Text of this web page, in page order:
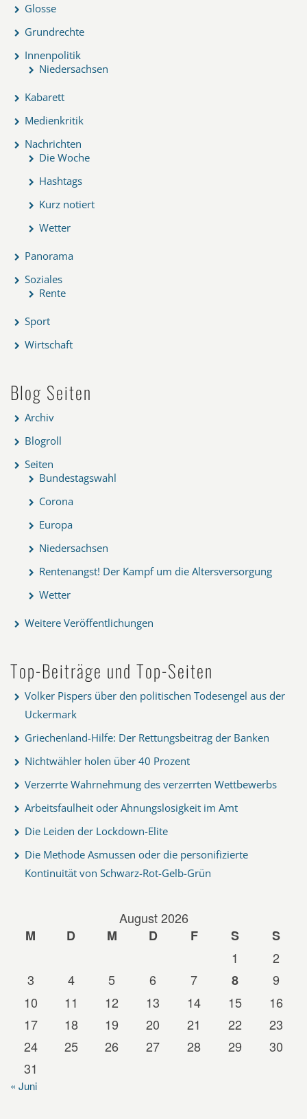
Glosse
Grundrechte
Innenpolitik
Niedersachsen
Kabarett
Medienkritik
Nachrichten
Die Woche
Hashtags
Kurz notiert
Wetter
Panorama
Soziales
Rente
Sport
Wirtschaft
Blog Seiten
Archiv
Blogroll
Seiten
Bundestagswahl
Corona
Europa
Niedersachsen
Rentenangst! Der Kampf um die Altersversorgung
Wetter
Weitere Veröffentlichungen
Top-Beiträge und Top-Seiten
Volker Pispers über den politischen Todesengel aus der
Uckermark
Griechenland-Hilfe: Der Rettungsbeitrag der Banken
Nichtwähler holen über 40 Prozent
Verzerrte Wahrnehmung des verzerrten Wettbewerbs
Arbeitsfaulheit oder Ahnungslosigkeit im Amt
Die Leiden der Lockdown-Elite
Die Methode Asmussen oder die personifizierte
Kontinuität von Schwarz-Rot-Gelb-Grün
August 2026
M
D M D F S
S
1
2
3
4 5 6 7 8
9
10
11 12 13 14 15
16
17
18 19 20 21 22
23
24
25 26 27 28 29
30
31
« Juni